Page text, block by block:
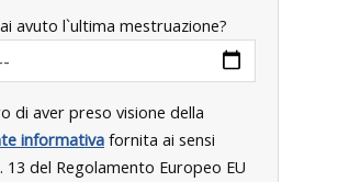
avuto l`ultima mestruazione?
di aver preso visione della
informativa fornita ai sensi
13 del Regolamento Europeo EU